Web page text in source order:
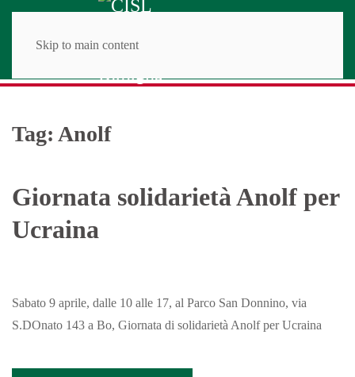
Skip to main content
Tag: Anolf
Giornata solidarietà Anolf per
Ucraina
Sabato 9 aprile, dalle 10 alle 17, al Parco San Donnino, via
S.DOnato 143 a Bo, Giornata di solidarietà Anolf per Ucraina